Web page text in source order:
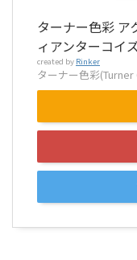
ターナー色彩 ア
ィアンターコイ
created by Rinker
ターナー色彩(Turner